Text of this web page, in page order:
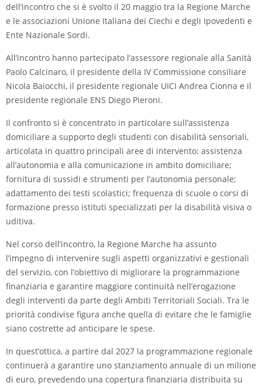
dell’incontro che si è svolto il 20 maggio tra la Regione Marche
e le associazioni Unione Italiana dei Ciechi e degli Ipovedenti e
Ente Nazionale Sordi.
All’incontro hanno partecipato l’assessore regionale alla Sanità
Paolo Calcinaro, il presidente della IV Commissione consiliare
Nicola Baiocchi, il presidente regionale UICI Andrea Cionna e il
presidente regionale ENS Diego Pieroni.
Il confronto si è concentrato in particolare sull’assistenza
domiciliare a supporto degli studenti con disabilità sensoriali,
articolata in quattro principali aree di intervento: assistenza
all’autonomia e alla comunicazione in ambito domiciliare;
fornitura di sussidi e strumenti per l’autonomia personale;
adattamento dei testi scolastici; frequenza di scuole o corsi di
formazione presso istituti specializzati per la disabilità visiva o
uditiva.
Nel corso dell’incontro, la Regione Marche ha assunto
l’impegno di intervenire sugli aspetti organizzativi e gestionali
del servizio, con l’obiettivo di migliorare la programmazione
finanziaria e garantire maggiore continuità nell’erogazione
degli interventi da parte degli Ambiti Territoriali Sociali. Tra le
priorità condivise figura anche quella di evitare che le famiglie
siano costrette ad anticipare le spese.
In quest’ottica, a partire dal 2027 la programmazione regionale
continuerà a garantire uno stanziamento annuale di un milione
di euro, prevedendo una copertura finanziaria distribuita su